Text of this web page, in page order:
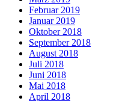
Februar 2019
Januar 2019
Oktober 2018
September 2018
August 2018
Juli 2018
Juni 2018
Mai 2018
April 2018